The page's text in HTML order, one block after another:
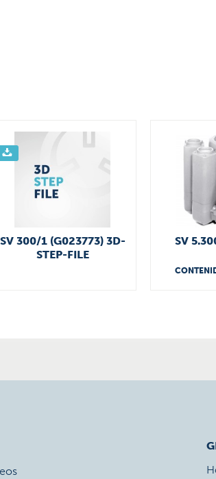
SV 300/1 (G023773) 3D-
STEP-FILE
SV